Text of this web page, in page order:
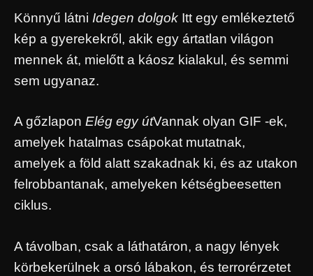
Könnyű látni Idegen dolgok Itt egy emlékeztető
kép a gyerekekről, akik egy ártatlan világon
mennek át, mielőtt a káosz kialakul, és semmi
sem ugyanaz.
A gőzlapon Elég egy útVannak olyan GIF -ek,
amelyek hatalmas csápokat mutatnak,
amelyek a föld alatt szakadnak ki, és az utakon
felrobbantanak, amelyeken kétségbeesetten
ciklus.
A távolban, csak a láthatáron, a nagy lények
körbekerülnek a orsó lábakon, és terrorérzetet